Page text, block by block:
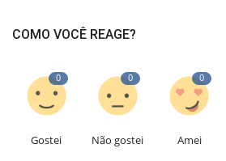
COMO VOCÊ REAGE?
0
Gostei
0
Não gostei
0
Amei